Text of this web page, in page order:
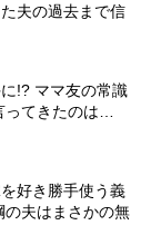
夫の過去まで信
!? ママ友の常識
てきたのは…
好き勝手使う義
の夫はまさかの無